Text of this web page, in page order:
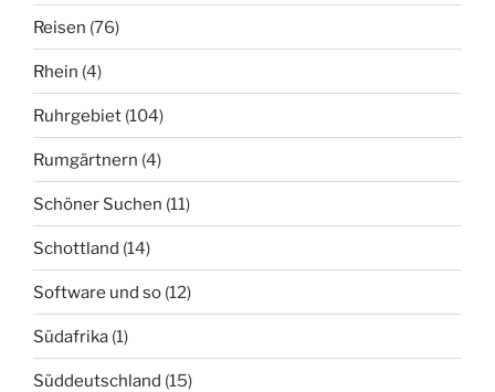
Reisen (76)
Rhein (4)
Ruhrgebiet (104)
Rumgärtnern (4)
Schöner Suchen (11)
Schottland (14)
Software und so (12)
Südafrika (1)
Süddeutschland (15)